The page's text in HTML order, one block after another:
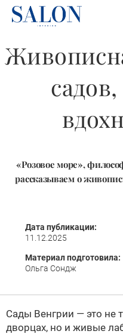
«Розовое море»,
рассказываем о
Дата публикации:
11.12.2025
Материал подготовила:
Ольга Сондж
Сады Венгрии — это не
дворцах, но и живые